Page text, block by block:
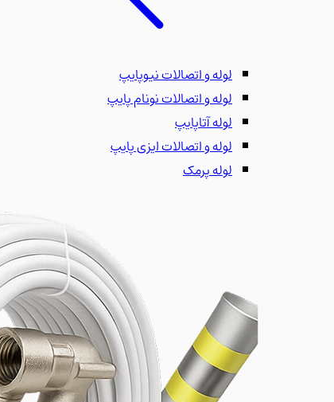
لوله و اتصالات نیوپایپ
لوله و اتصالات نونام پایپ
لوله آتاپایپ
لوله و اتصالات ایزی پایپ
لوله پرمک